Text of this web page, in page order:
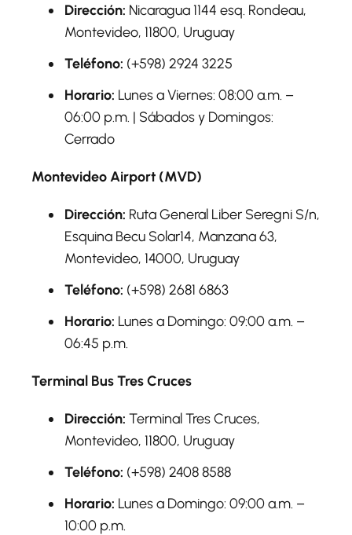
Dirección: Nicaragua 1144 esq. Rondeau,
Montevideo, 11800, Uruguay
Teléfono: (+598) 2924 3225
Horario: Lunes a Viernes: 08:00 a.m. –
06:00 p.m. | Sábados y Domingos:
Cerrado
Montevideo Airport (MVD)
Dirección: Ruta General Liber Seregni S/n,
Esquina Becu Solar14, Manzana 63,
Montevideo, 14000, Uruguay
Teléfono: (+598) 2681 6863
Horario: Lunes a Domingo: 09:00 a.m. –
06:45 p.m.
Terminal Bus Tres Cruces
Dirección: Terminal Tres Cruces,
Montevideo, 11800, Uruguay
Teléfono: (+598) 2408 8588
Horario: Lunes a Domingo: 09:00 a.m. –
10:00 p.m.